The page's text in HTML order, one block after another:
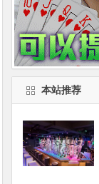
本站推荐